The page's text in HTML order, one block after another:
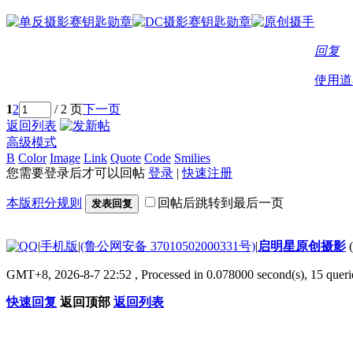
回复
使用
12 / 2 页下一页
返回列表
高级模式
B Color Image Link Quote Code Smilies
您需要登录后才可以回帖 登录 |快速注册
本版积分规则 发表回复 回帖后跳转到最后一页
|手机版|(鲁公网安备 37010502000331号)|启明星原创摄影
GMT+8, 2026-8-7 22:52 , Processed in 0.078000 second(s), 15
快速回复 返回顶部 返回列表